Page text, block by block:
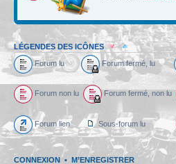
LÉGENDES DES ICÔNES
Forum lu Forum fermé, lu
Forum non lu Forum fermé, non lu
Forum lien Sous-forum lu
CONNEXION • M’ENREGISTRER